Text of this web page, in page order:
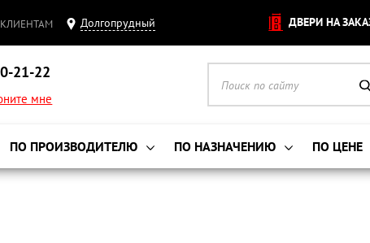
КЛИЕНТАМ Долгопрудный ДВЕРИ НА
21-22
мне
ПО ПРОИЗВОДИТЕЛЮ ПО НАЗНАЧЕНИЮ ПО ЦЕНЕ